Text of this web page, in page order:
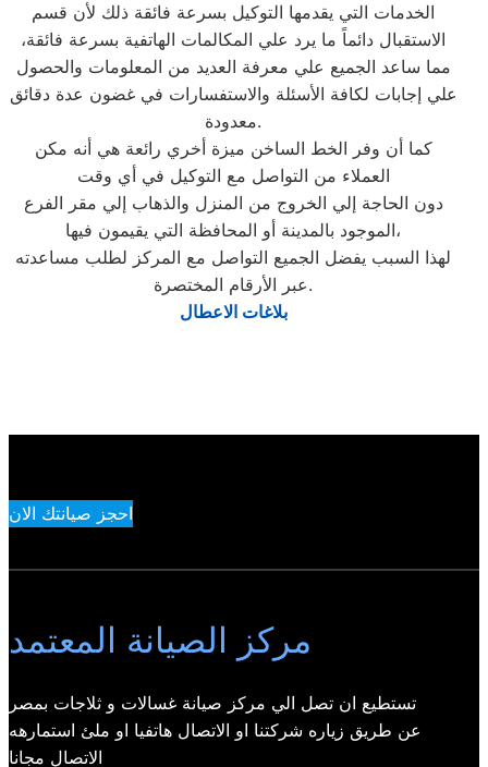
الخدمات التي يقدمها التوكيل بسرعة فائقة ذلك لأن قسم
الاستقبال دائماً ما يرد علي المكالمات الهاتفية بسرعة فائقة،
مما ساعد الجميع علي معرفة العديد من المعلومات والحصول
علي إجابات لكافة الأسئلة والاستفسارات في غضون عدة دقائق
معدودة.
كما أن وفر الخط الساخن ميزة أخري رائعة هي أنه مكن
العملاء من التواصل مع التوكيل في أي وقت
دون الحاجة إلي الخروج من المنزل والذهاب إلي مقر الفرع
الموجود بالمدينة أو المحافظة التي يقيمون فيها،
لهذا السبب يفضل الجميع التواصل مع المركز لطلب مساعدته
عبر الأرقام المختصرة.
بلاغات الاعطال
احجز صيانتك الان
مركز الصيانة المعتمد
تستطيع ان تصل الي مركز صيانة غسالات و ثلاجات بمصر
عن طريق زياره شركتنا او الاتصال هاتفيا او ملئ استمارهه
الاتصال مجانا